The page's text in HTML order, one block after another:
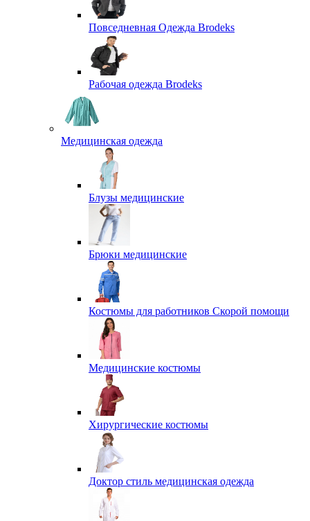
Повседневная Одежда Brodeks
Рабочая одежда Brodeks
Медицинская одежда
Блузы медицинские
Брюки медицинские
Костюмы для работников Скорой помощи
Медицинские костюмы
Хирургические костюмы
Доктор стиль медицинская одежда